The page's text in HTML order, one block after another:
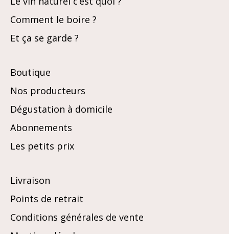
Comment le boire ?
Et ça se garde ?
Boutique
Nos producteurs
Dégustation à domicile
Abonnements
Les petits prix
Livraison
Points de retrait
Conditions générales de vente